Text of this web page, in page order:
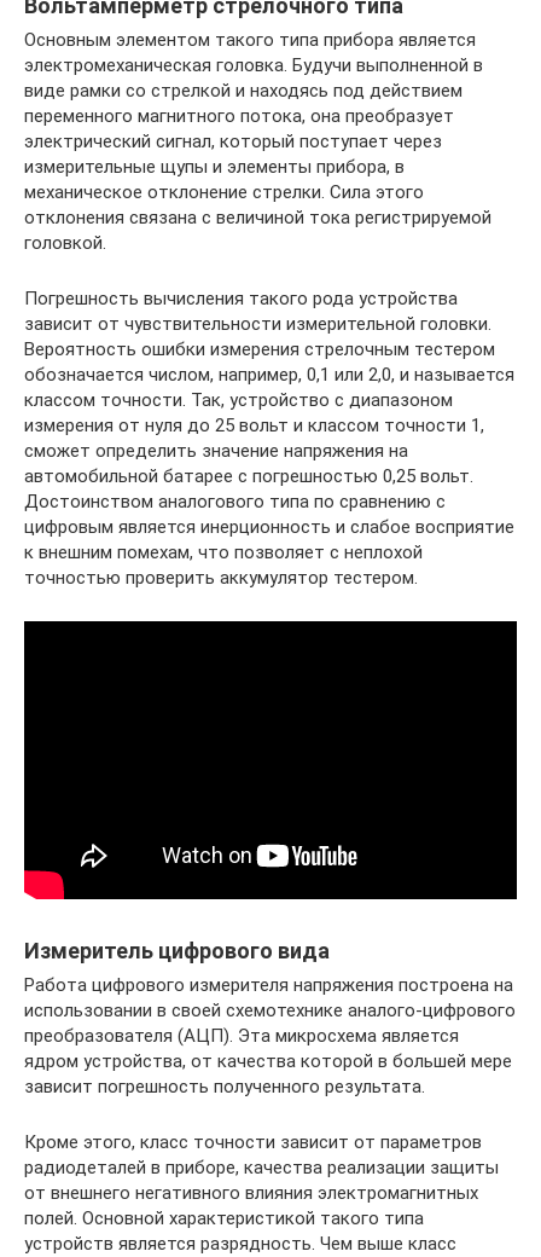
Вольтамперметр стрелочного типа
Основным элементом такого типа прибора является
электромеханическая головка. Будучи выполненной в
виде рамки со стрелкой и находясь под действием
переменного магнитного потока, она преобразует
электрический сигнал, который поступает через
измерительные щупы и элементы прибора, в
механическое отклонение стрелки. Сила этого
отклонения связана с величиной тока регистрируемой
головкой.
Погрешность вычисления такого рода устройства
зависит от чувствительности измерительной головки.
Вероятность ошибки измерения стрелочным тестером
обозначается числом, например, 0,1 или 2,0, и называется
классом точности. Так, устройство с диапазоном
измерения от нуля до 25 вольт и классом точности 1,
сможет определить значение напряжения на
автомобильной батарее с погрешностью 0,25 вольт.
Достоинством аналогового типа по сравнению с
цифровым является инерционность и слабое восприятие
к внешним помехам, что позволяет с неплохой
точностью проверить аккумулятор тестером.
Измеритель цифрового вида
Работа цифрового измерителя напряжения построена на
использовании в своей схемотехнике аналого-цифрового
преобразователя (АЦП). Эта микросхема является
ядром устройства, от качества которой в большей мере
зависит погрешность полученного результата.
Кроме этого, класс точности зависит от параметров
радиодеталей в приборе, качества реализации защиты
от внешнего негативного влияния электромагнитных
полей. Основной характеристикой такого типа
устройств является разрядность. Чем выше класс